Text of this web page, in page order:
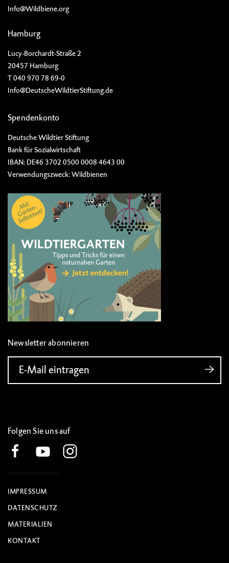
Info@Wildbiene.org
Hamburg
Lucy-Borchardt-Straße 2
20457 Hamburg
T 040 970 78 69-0
Info@DeutscheWildtierStiftung.de
Spendenkonto
Deutsche Wildtier Stiftung
Bank für Sozialwirtschaft
IBAN: DE46 3702 0500 0008 4643 00
Verwendungszweck: Wildbienen
Newsletter abonnieren
E-Mail eintragen
Folgen Sie uns auf
IMPRESSUM
DATENSCHUTZ
MATERIALIEN
KONTAKT